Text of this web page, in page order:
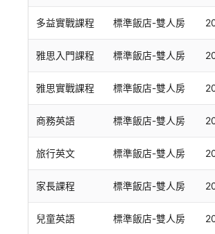
多益實戰課程 標準飯店-雙人房
雅思入門課程 標準飯店-雙人房
雅思實戰課程 標準飯店-雙人房
商務英語 標準飯店-雙人房
旅行英文 標準飯店-雙人房
家長課程 標準飯店-雙人房
兒童英語 標準飯店-雙人房